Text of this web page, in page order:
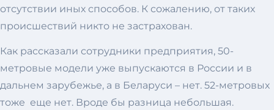
отсутствии иных способов. К сожалению, от таких
происшествий никто не застрахован.
Как рассказали сотрудники предприятия, 50-
метровые модели уже выпускаются в России и в
дальнем зарубежье, а в Беларуси – нет. 52-метровых
тоже еще нет. Вроде бы разница небольшая.